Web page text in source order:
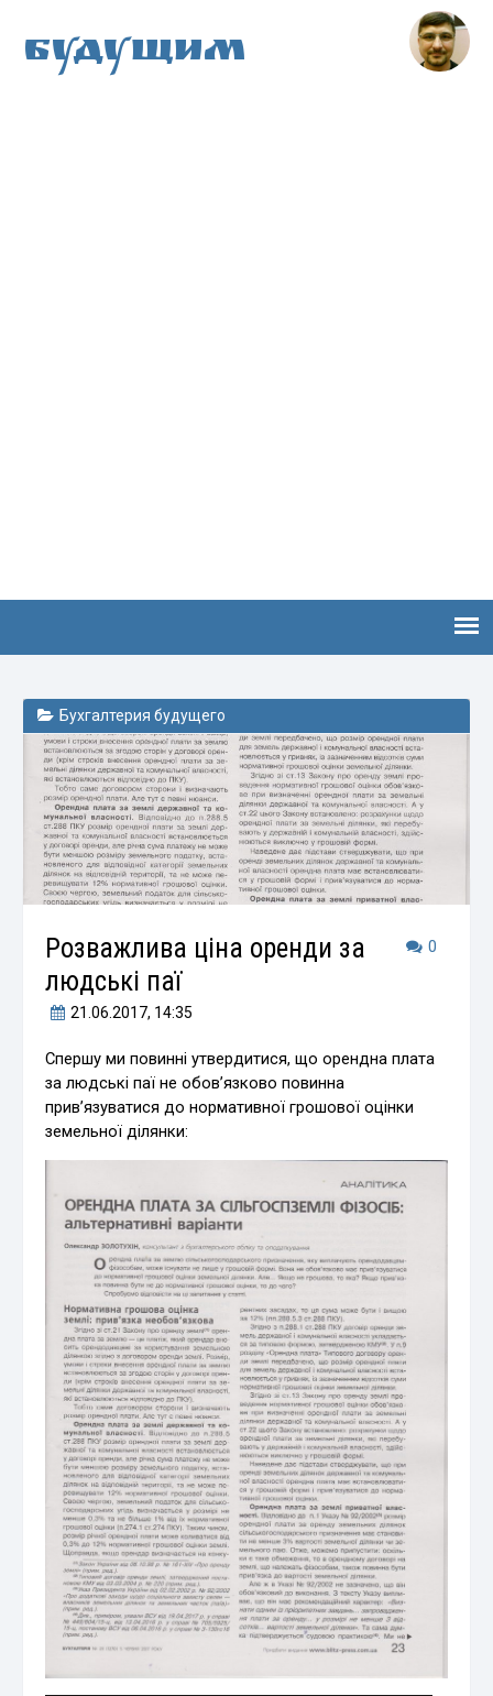
Будущим
Бухгалтерия будущего
0
Розважлива ціна оренди за
людські паї
21.06.2017, 14:35
Спершу ми повинні утвердитися, що орендна плата
за людські паї не обов’язково повинна
прив’язуватися до нормативної грошової оцінки
земельної ділянки: